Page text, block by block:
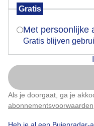
Gratis
Met persoonlijke
Gratis blijven
Als je doorgaat, ga je
abonnementsvoorwaarden
Heb je al een Buienradar-
Door: Anne-Marie van Iersel
Is
Nu
Klik hier